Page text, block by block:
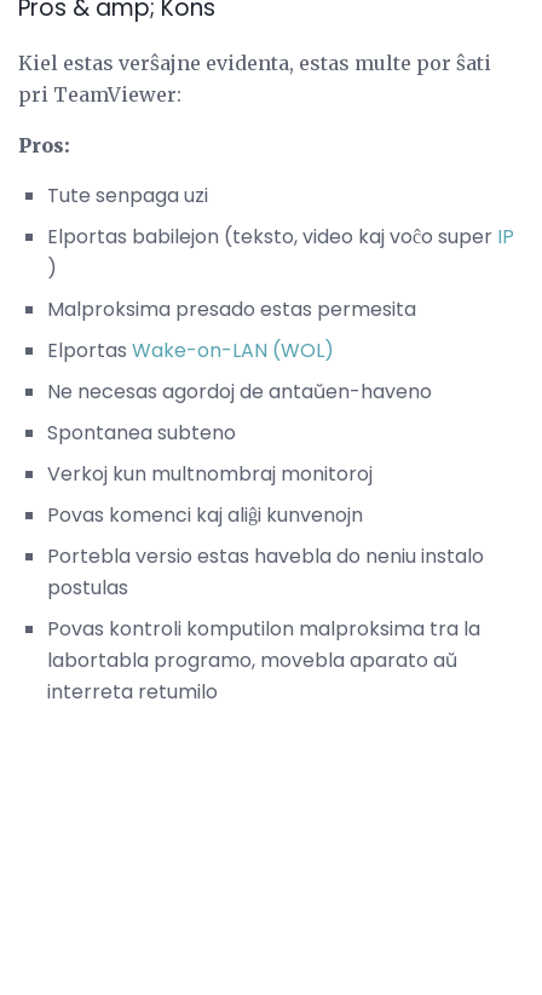
Pros & amp; Kons
Kiel estas verŝajne evidenta, estas multe por ŝati
pri TeamViewer:
Pros:
Tute senpaga uzi
Elportas babilejon (teksto, video kaj voĉo super IP
)
Malproksima presado estas permesita
Elportas Wake-on-LAN (WOL)
Ne necesas agordoj de antaŭen-haveno
Spontanea subteno
Verkoj kun multnombraj monitoroj
Povas komenci kaj aliĝi kunvenojn
Portebla versio estas havebla do neniu instalo
postulas
Povas kontroli komputilon malproksima tra la
labortabla programo, movebla aparato aŭ
interreta retumilo